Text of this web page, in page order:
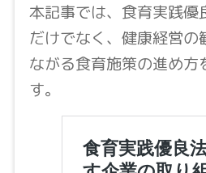
本記事では、食育実践優
だけでなく、健康経営の
ながる食育施策の進め方
す。